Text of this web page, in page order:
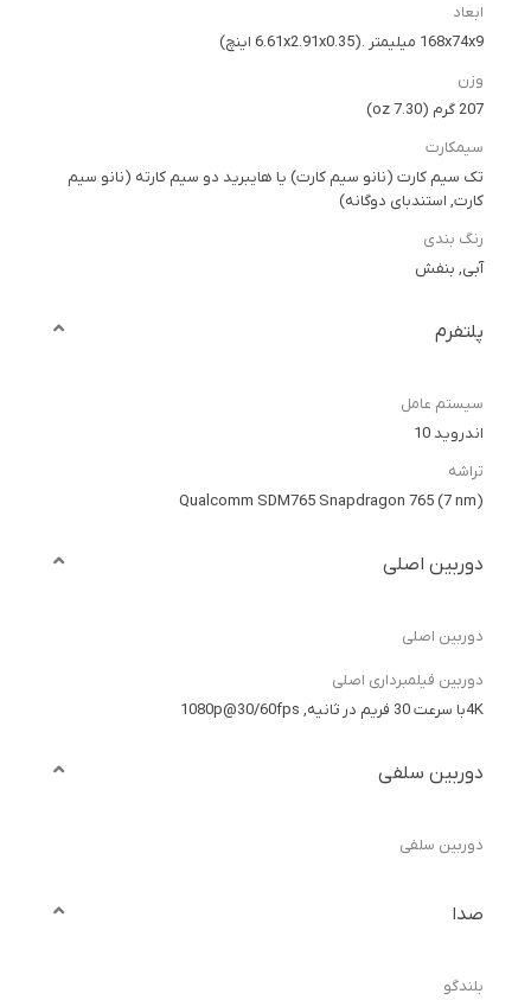
ابعاد
168x74x9 میلیمتر .(6.61x2.91x0.35 اینچ)
وزن
207 گرم (7.30 oz)
سیمکارت
تک سیم کارت (نانو سیم کارت) یا هایبرید دو سیم کارته (نانو سیم
کارت, استندبای دوگانه)
رنگ بندی
آبی, بنفش
پلتفرم
سیستم عامل
اندروید 10
تراشه
Qualcomm SDM765 Snapdragon 765 (7 nm)
دوربین اصلی
دوربین اصلی
دوربین فیلمبرداری اصلی
4Kبا سرعت 30 فریم در ثانیه, 1080p@30/60fps
دوربین سلفی
دوربین سلفی
صدا
بلندگو